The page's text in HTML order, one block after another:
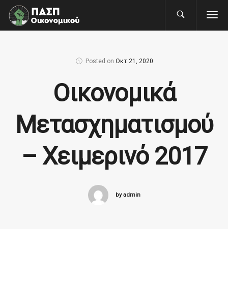
Posted on Οκτ 21, 2020
Οικονομικά
Μετασχηματισμού
– Χειμερινό 2017
by admin